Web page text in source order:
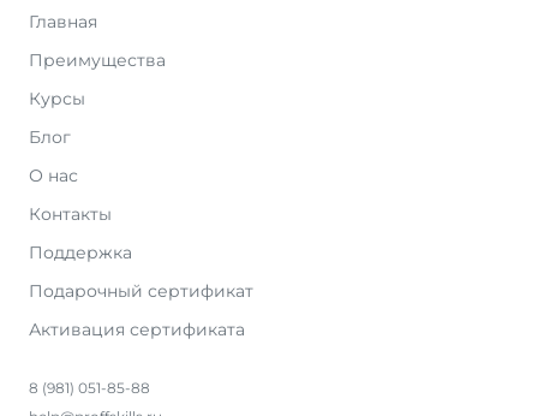
Главная
Преимущества
Курсы
Блог
О нас
Контакты
Поддержка
Подарочный сертификат
Активация сертификата
8 (981) 051-85-88